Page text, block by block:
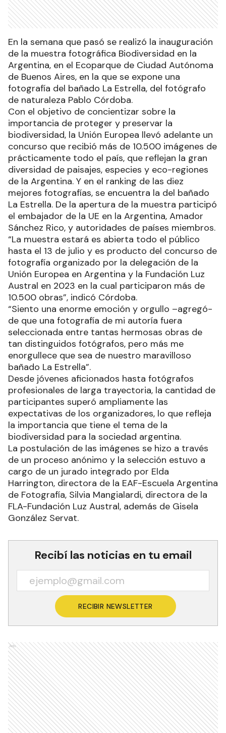
En la semana que pasó se realizó la inauguración
de la muestra fotográfica Biodiversidad en la
Argentina, en el Ecoparque de Ciudad Autónoma
de Buenos Aires, en la que se expone una
fotografía del bañado La Estrella, del fotógrafo
de naturaleza Pablo Córdoba.
Con el objetivo de concientizar sobre la
importancia de proteger y preservar la
biodiversidad, la Unión Europea llevó adelante un
concurso que recibió más de 10.500 imágenes de
prácticamente todo el país, que reflejan la gran
diversidad de paisajes, especies y eco-regiones
de la Argentina. Y en el ranking de las diez
mejores fotografías, se encuentra la del bañado
La Estrella. De la apertura de la muestra participó
el embajador de la UE en la Argentina, Amador
Sánchez Rico, y autoridades de países miembros.
“La muestra estará es abierta todo el público
hasta el 13 de julio y es producto del concurso de
fotografía organizado por la delegación de la
Unión Europea en Argentina y la Fundación Luz
Austral en 2023 en la cual participaron más de
10.500 obras”, indicó Córdoba.
“Siento una enorme emoción y orgullo –agregó-
de que una fotografía de mi autoría fuera
seleccionada entre tantas hermosas obras de
tan distinguidos fotógrafos, pero más me
enorgullece que sea de nuestro maravilloso
bañado La Estrella”.
Desde jóvenes aficionados hasta fotógrafos
profesionales de larga trayectoria, la cantidad de
participantes superó ampliamente las
expectativas de los organizadores, lo que refleja
la importancia que tiene el tema de la
biodiversidad para la sociedad argentina.
La postulación de las imágenes se hizo a través
de un proceso anónimo y la selección estuvo a
cargo de un jurado integrado por Elda
Harrington, directora de la EAF-Escuela Argentina
de Fotografía, Silvia Mangialardi, directora de la
FLA-Fundación Luz Austral, además de Gisela
González Servat.
Recibí las noticias en tu email
RECIBIR NEWSLETTER
Ads